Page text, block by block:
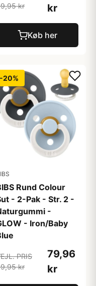
kr kr
Køb her
-20%
Rund Colour
- 2-Pak - Str. 2 -
-
- Iron/Baby
PRIS
kr
79,96
kr